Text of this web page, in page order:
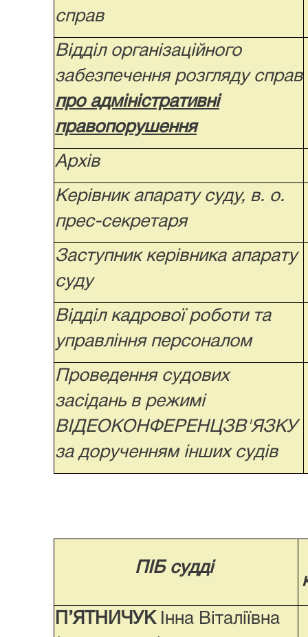
справ
Відділ організаційного
забезпечення розгляду справ
про адміністративні
правопорушення
Архів
Керівник апарату суду, в. о.
прес-секретаря
Заступник керівника апарату
суду
Відділ кадрової роботи та
управління персоналом
Проведення судових
засідань в режимі
ВІДЕОКОНФЕРЕНЦЗВ'ЯЗКУ
за дорученням інших судів
ПІБ судді
П’ЯТНИЧУК Інна Віталіївна